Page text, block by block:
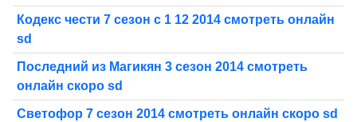
Кодекс чести 7 сезон с 1 12 2014 смотреть онлайн
sd
Последний из Магикян 3 сезон 2014 смотреть
онлайн скоро sd
Светофор 7 сезон 2014 смотреть онлайн скоро sd